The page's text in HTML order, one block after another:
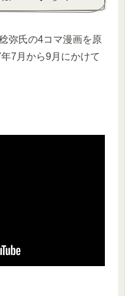
弥氏の4コマ漫画を原
7月から9月にかけて